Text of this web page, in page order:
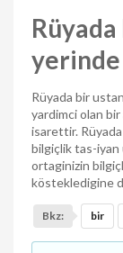
yerinde
Rüyada bir
yardimci olan
isarettir.
bilgiçlik tas-iyan
ortaginizin
köstekledigine
Bkz: bir